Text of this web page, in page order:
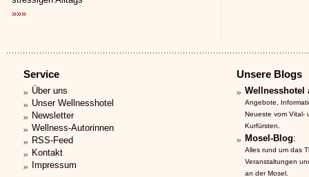
»»»
Service
Über uns
Unser Wellnesshotel
Newsletter
Wellness-Autorinnen
RSS-Feed
Kontakt
Impressum
Unsere Blogs
Wellnesshotel
Angebote,
Neueste vom Vital-
Kurfürsten.
Mosel-Blog:
Alles rund um das
Veranstaltungen
an der Mosel.